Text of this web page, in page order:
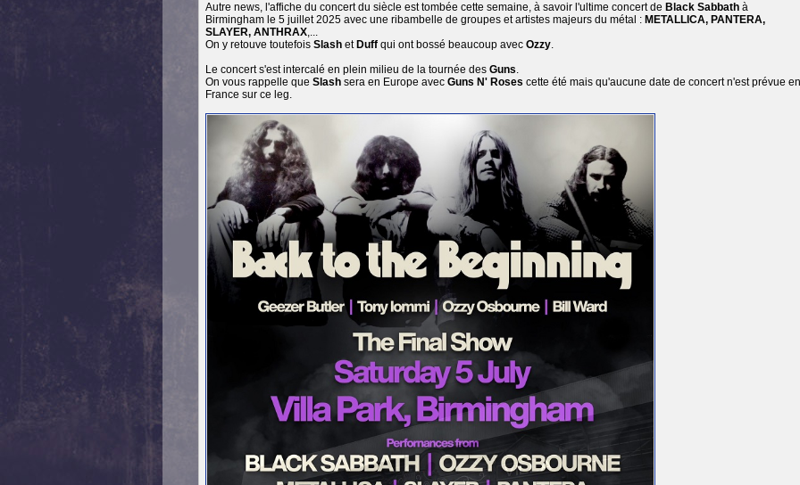
Autre news, l'affiche du concert du siècle est tombée cette semaine, à savoir l'ultime concert de Black Sabbath à
Birmingham le 5 juillet 2025 avec une ribambelle de groupes et artistes majeurs du métal : METALLICA, PANTERA,
SLAYER, ANTHRAX,...
On y retouve toutefois Slash et Duff qui ont bossé beaucoup avec Ozzy.
Le concert s'est intercalé en plein milieu de la tournée des Guns.
On vous rappelle que Slash sera en Europe avec Guns N' Roses cette été mais qu'aucune date de concert n'est prévue en
France sur ce leg.